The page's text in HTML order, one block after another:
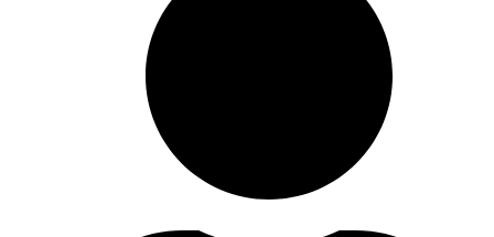
Rute Rego, investigadora do InnovPlantProtect, analisa amostras do fungo
causador da gafa, no âmbito do projeto AlViGen